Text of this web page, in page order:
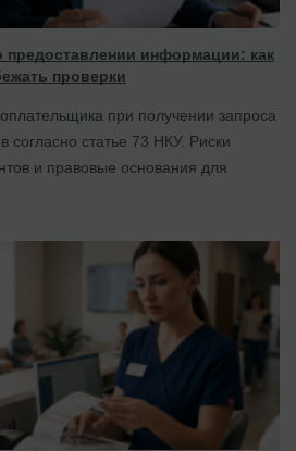
предоставлении информации: как
проверки
при получении запроса
согласно статье 73 НКУ. Риски
и правовые основания для